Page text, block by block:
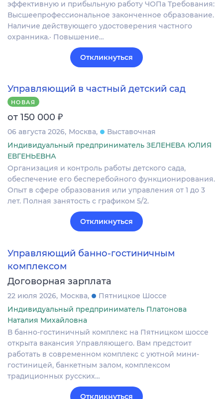
эффективную и прибыльную работу ЧОПа Требования:
Высшеепрофессиональное законченное образование.
Наличие действующего удостоверения частного
охранника.· Повышение…
Откликнуться
Управляющий в частный детский сад
НОВАЯ
от 150 000 ₽
06 августа 2026 Москва
Выставочная
Индивидуальный предприниматель ЗЕЛЕНЕВА ЮЛИЯ
ЕВГЕНЬЕВНА
Организация и контроль работы детского сада,
обеспечение его бесперебойного функционирования.
Опыт в сфере образования или управления от 1 до 3
лет. Полная занятость с графиком 5/2.
Откликнуться
Управляющий банно-гостиничным
комплексом
Договорная зарплата
22 июля 2026 Москва
Пятницкое Шоссе
Индивидуальный предприниматель Платонова
Наталия Михайловна
В банно-гостиничный комплекс на Пятницком шоссе
открыта вакансия Управляющего. Вам предстоит
работать в современном комплекс с уютной мини-
гостиницей, банкетным залом, комплексом
традиционных русских…
Откликнуться